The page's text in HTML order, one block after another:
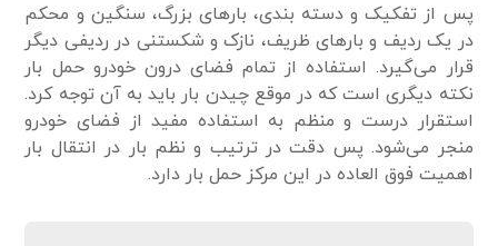
پس از تفکیک و دسته بندی، بارهای بزرگ، سنگین و محکم
در یک ردیف و بارهای ظریف، نازک و شکستنی در ردیفی دیگر
قرار می‌گیرد. استفاده از تمام فضای درون خودرو حمل بار
نکته دیگری است که در موقع چیدن بار باید به آن توجه کرد.
استقرار درست و منظم به استفاده مفید از فضای خودرو
منجر می‌شود. پس دقت در ترتیب و نظم بار در انتقال بار
اهمیت فوق العاده در این مرکز حمل بار دارد.